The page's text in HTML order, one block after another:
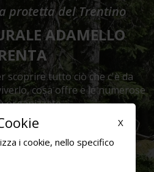
protetta del Trentino
ADAMELLO
scoprire tutto ciò che c'è da
cosa offre e le numerose
organizzate.
il sito
X
i cookie, nello specifico